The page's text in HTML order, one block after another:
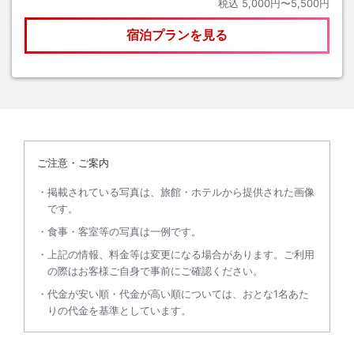
税込 5,000円〜5,500円
宿泊プランを見る
ご注意・ご案内
掲載されている写真は、旅館・ホテルから提供された画像
です。
食事・客室等の写真は一例です。
上記の情報、料金等は変更になる場合があります。ご利用
の際はお客様ご自身で事前にご確認ください。
代金が安い順・代金が高い順については、おとな1名あた
りの代金を基準としています。